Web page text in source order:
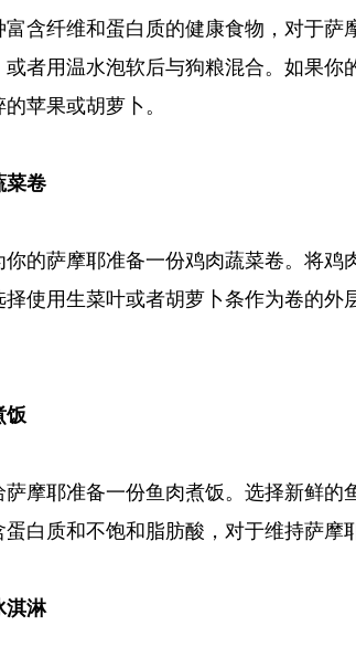
含纤维和蛋白质的健康食物，对于萨
或者用温水泡软后与狗粮混合。如果
苹果或胡萝卜。
菜卷
的萨摩耶准备一份鸡肉蔬菜卷。将鸡
择使用生菜叶或者胡萝卜条作为卷的外
饭
萨摩耶准备一份鱼肉煮饭。选择新鲜的
白质和不饱和脂肪酸，对于维持萨摩
淇淋